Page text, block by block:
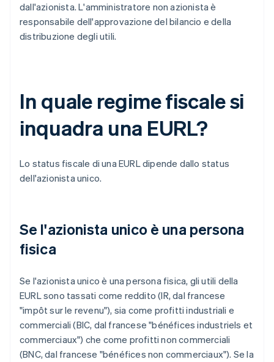
dall'azionista. L'amministratore non azionista è
responsabile dell'approvazione del bilancio e della
distribuzione degli utili.
In quale regime fiscale si
inquadra una EURL?
Lo status fiscale di una EURL dipende dallo status
dell'azionista unico.
Se l'azionista unico è una persona
fisica
Se l'azionista unico è una persona fisica, gli utili della
EURL sono tassati come reddito (IR, dal francese
"impôt sur le revenu"), sia come profitti industriali e
commerciali (BIC, dal francese "bénéfices industriels et
commerciaux") che come profitti non commerciali
(BNC, dal francese "bénéfices non commerciaux"). Se la